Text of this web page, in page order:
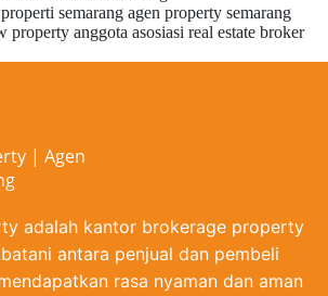
adalah kantor brokerage property
antara penjual dan pembeli
rasa nyaman dan aman